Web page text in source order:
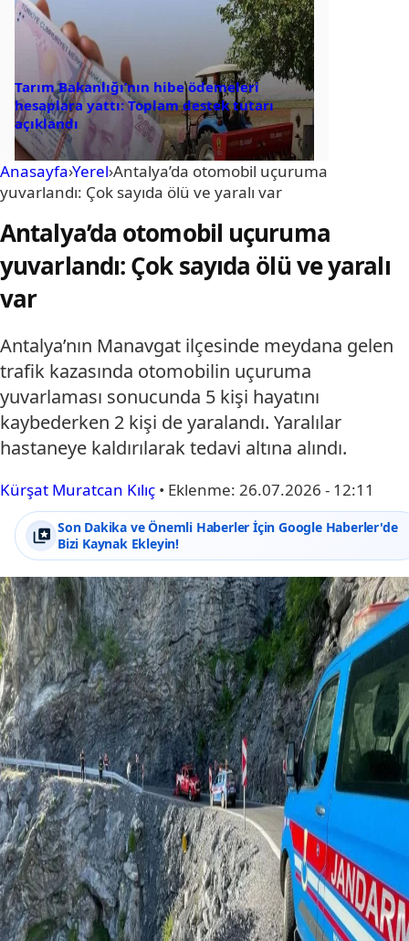
Tarım Bakanlığı’nın hibe ödemeleri
hesaplara yattı: Toplam destek tutarı
açıklandı
Anasayfa›Yerel›Antalya’da otomobil uçuruma
yuvarlandı: Çok sayıda ölü ve yaralı var
Antalya’da otomobil uçuruma
yuvarlandı: Çok sayıda ölü ve yaralı
var
Antalya’nın Manavgat ilçesinde meydana gelen
trafik kazasında otomobilin uçuruma
yuvarlaması sonucunda 5 kişi hayatını
kaybederken 2 kişi de yaralandı. Yaralılar
hastaneye kaldırılarak tedavi altına alındı.
Kürşat Muratcan Kılıç • Eklenme: 26.07.2026 - 12:11
Son Dakika ve Önemli Haberler İçin Google Haberler'de
Bizi Kaynak Ekleyin!